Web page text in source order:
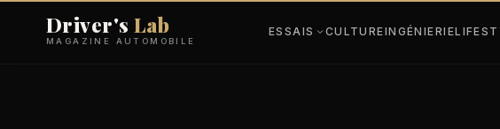
Driver'sLab
MAGAZINE AUTOMOBILE
ESSAIS CULTUREINGÉNIERIE